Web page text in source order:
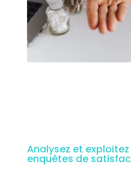
Analysez et
enquêtes de